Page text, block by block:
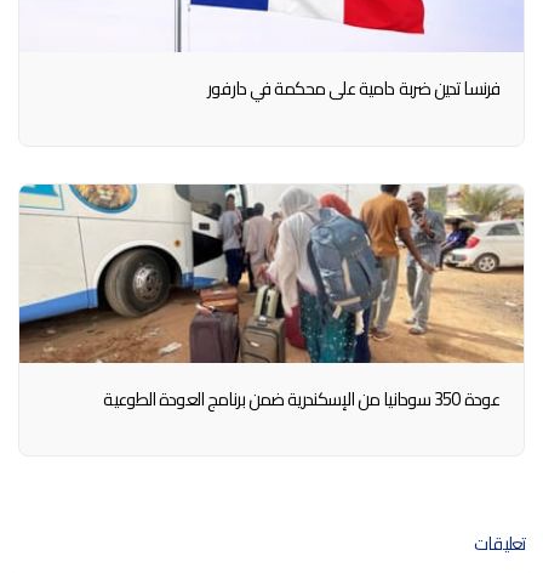
فرنسا تدين ضربة دامية على محكمة في دارفور
عودة 350 سودانيا من الإسكندرية ضمن برنامج العودة الطوعية
تعليقات